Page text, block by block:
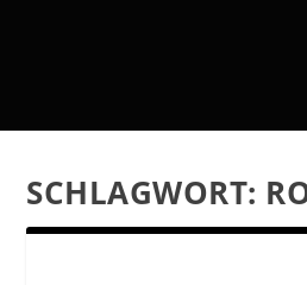
SCHLAGWORT: